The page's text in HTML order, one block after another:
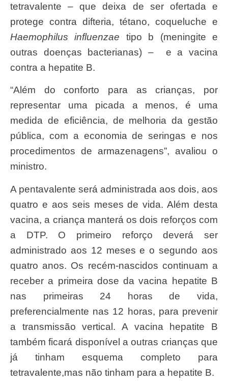
tetravalente – que deixa de ser ofertada e
protege contra difteria, tétano, coqueluche e
Haemophilus influenzae tipo b (meningite e
outras doenças bacterianas) – e a vacina
contra a hepatite B.
“Além do conforto para as crianças, por
representar uma picada a menos, é uma
medida de eficiência, de melhoria da gestão
pública, com a economia de seringas e nos
procedimentos de armazenagens”, avaliou o
ministro.
A pentavalente será administrada aos dois, aos
quatro e aos seis meses de vida. Além desta
vacina, a criança manterá os dois reforços com
a DTP. O primeiro reforço deverá ser
administrado aos 12 meses e o segundo aos
quatro anos. Os recém-nascidos continuam a
receber a primeira dose da vacina hepatite B
nas primeiras 24 horas de vida,
preferencialmente nas 12 horas, para prevenir
a transmissão vertical. A vacina hepatite B
também ficará disponível a outras crianças que
já tinham esquema completo para
tetravalente,mas não tinham para a hepatite B.